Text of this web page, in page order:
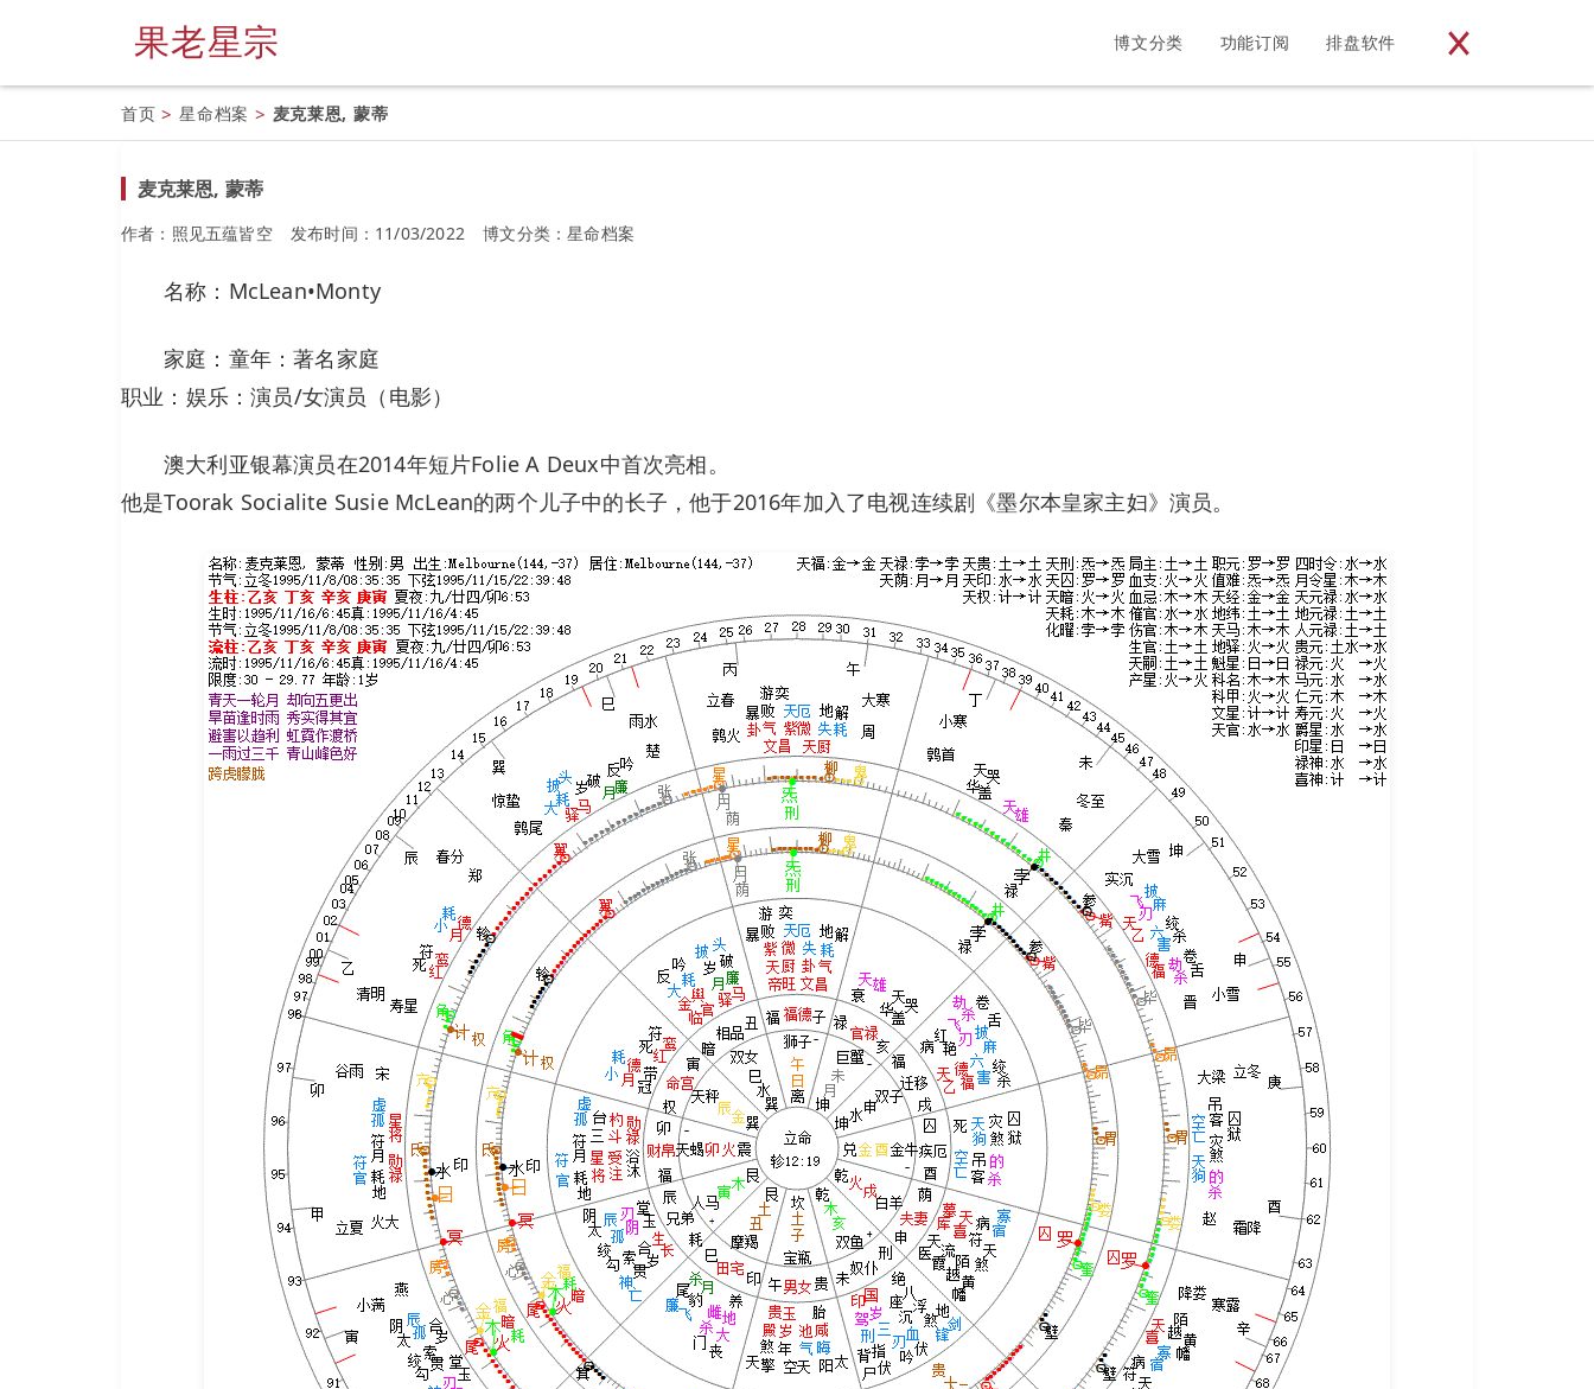
果老星宗 博文分类 功能订阅 排盘软件
首页 > 星命档案 > 麦克莱恩, 蒙蒂
麦克莱恩, 蒙蒂
作者：照见五蕴皆空 发布时间：11/03/2022 博文分类：星命档案
名称：McLean•Monty
家庭：童年：著名家庭
职业：娱乐：演员/女演员（电影）
澳大利亚银幕演员在2014年短片Folie A Deux中首次亮相。
他是Toorak Socialite Susie McLean的两个儿子中的长子，他于2016年加入了电视连续剧《墨尔本皇家主妇》演员。